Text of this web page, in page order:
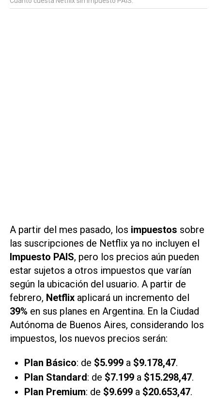
A partir del mes pasado, los impuestos sobre
las suscripciones de Netflix ya no incluyen el
Impuesto PAIS, pero los precios aún pueden
estar sujetos a otros impuestos que varían
según la ubicación del usuario. A partir de
febrero, Netflix aplicará un incremento del
39% en sus planes en Argentina. En la Ciudad
Autónoma de Buenos Aires, considerando los
impuestos, los nuevos precios serán:
Plan Básico: de $5.999 a $9.178,47.
Plan Standard: de $7.199 a $15.298,47.
Plan Premium: de $9.699 a $20.653,47.